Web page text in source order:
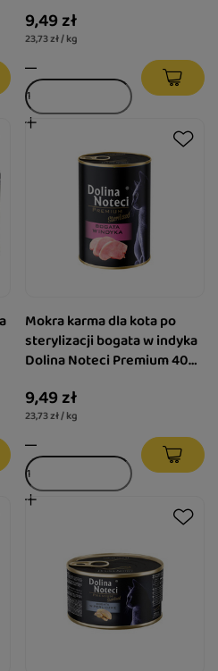
9,49 zł
23,73 zł / kg
Mokra karma dla kota po
sterylizacji bogata w indyka
Dolina Noteci Premium 400
9,49 zł
23,73 zł / kg